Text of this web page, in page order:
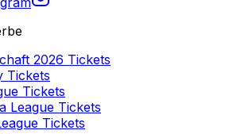
2026 Tickets
Tickets
Tickets
League Tickets
Tickets